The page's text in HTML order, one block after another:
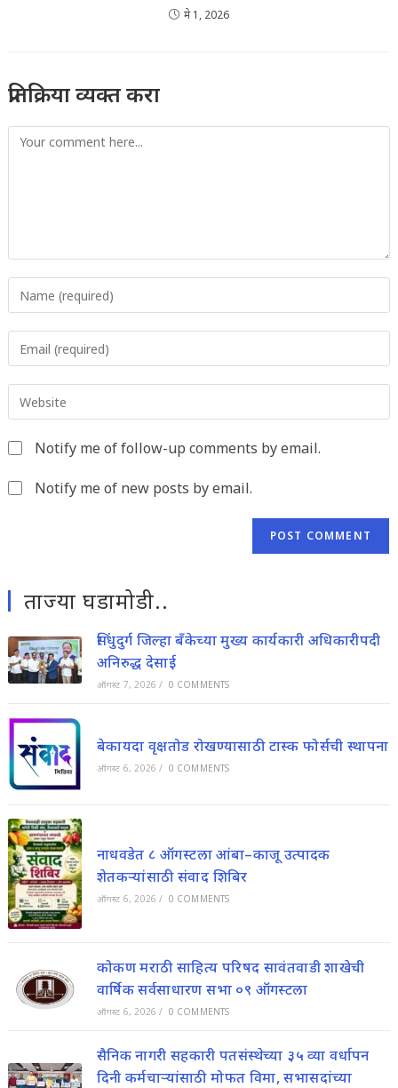
मे 1, 2026
प्रतिक्रिया व्यक्त करा
Comment
your
username
to
comment
your
address
to
comment
your
URL
Notify me of follow-up comments by email.
Notify me of new posts by email.
ताज्या घडामोडी..
सिंधुदुर्ग जिल्हा बँकेच्या मुख्य कार्यकारी अधिकारीपदी
अनिरुद्ध देसाई
ऑगस्ट 7, 2026 / 0 COMMENTS
बेकायदा वृक्षतोड रोखण्यासाठी टास्क फोर्सची स्थापना
ऑगस्ट 6, 2026 / 0 COMMENTS
नाधवडेत ८ ऑगस्टला आंबा–काजू उत्पादक
शेतकऱ्यांसाठी संवाद शिबिर
ऑगस्ट 6, 2026 / 0 COMMENTS
कोकण मराठी साहित्य परिषद सावंतवाडी शाखेची
वार्षिक सर्वसाधारण सभा ०९ ऑगस्टला
ऑगस्ट 6, 2026 / 0 COMMENTS
सैनिक नागरी सहकारी पतसंस्थेच्या ३५ व्या वर्धापन
दिनी कर्मचाऱ्यांसाठी मोफत विमा, सभासदांच्या